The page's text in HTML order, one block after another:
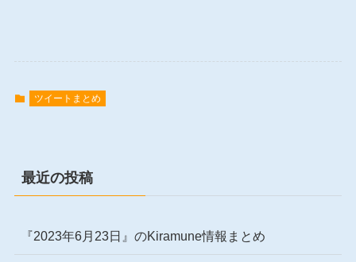
ツイートまとめ
最近の投稿
『2023年6月23日』のKiramune情報まとめ